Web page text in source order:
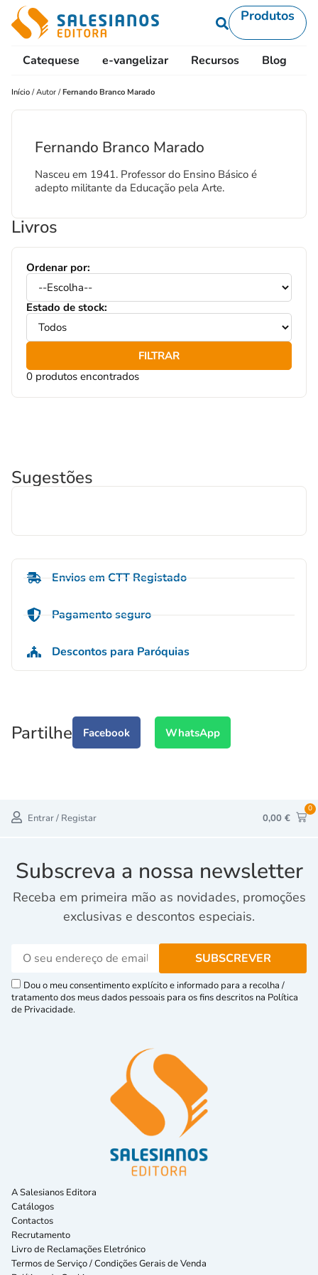
Produtos
Catequese e-vangelizar Recursos Blog
Início /Autor /Fernando Branco Marado
Fernando Branco Marado
Nasceu em 1941. Professor do Ensino Básico é
adepto militante da Educação pela Arte.
Livros
Ordenar por:
Estado de stock:
FILTRAR
0 produtos encontrados
Sugestões
Envios em CTT Registado
Pagamento seguro
Descontos para Paróquias
Partilhe Facebook WhatsApp
Entrar / Registar 0,00 €
0
Subscreva a nossa newsletter
Receba em primeira mão as novidades, promoções
exclusivas e descontos especiais.
Dou o meu consentimento explícito e informado para a recolha /
tratamento dos meus dados pessoais para os fins descritos na Política
de Privacidade.
A Salesianos Editora
Catálogos
Contactos
Recrutamento
Livro de Reclamações Eletrónico
Termos de Serviço / Condições Gerais de Venda